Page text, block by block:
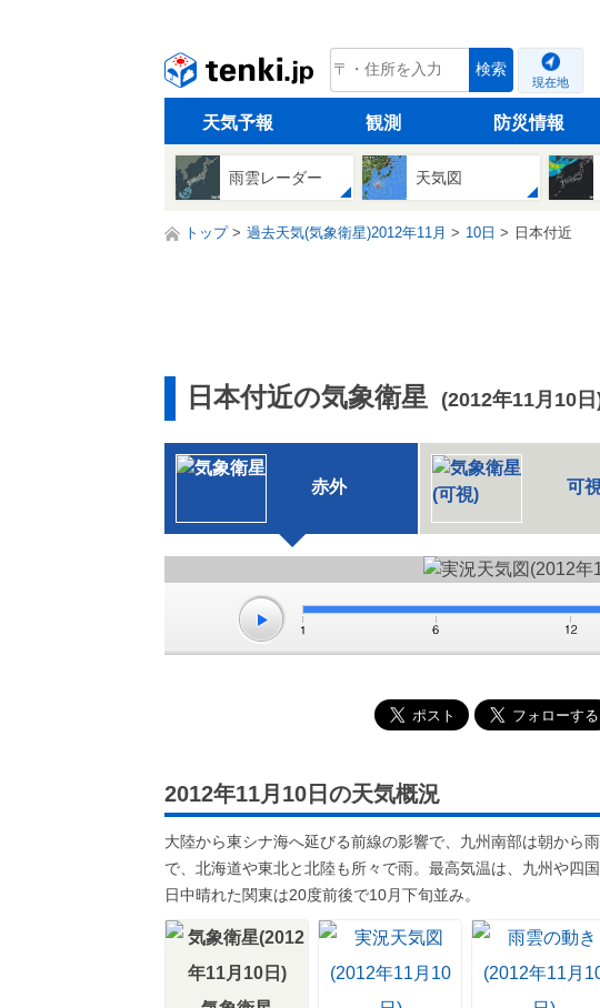
tenki.jp 検索
現在地
天気予報 観測 防災情報
雨雲レーダー 天気図
トップ 過去天気(気象衛星)2012年11月 10日 日本付近
日本付近の気象衛星 (2012年11月10日
赤外 可
2012年11月10日の天気概況
大陸から東シナ海へ延びる前線の影響で、九州南部は朝から
で、北海道や東北と北陸も所々で雨。最高気温は、九州や四
日中晴れた関東は20度前後で10月下旬並み。